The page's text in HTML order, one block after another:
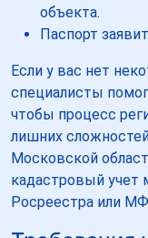
объекта.
Паспорт
Если у вас нет
специалисты
чтобы процесс
лишних
Московской
кадастровый учет
Росреестра или